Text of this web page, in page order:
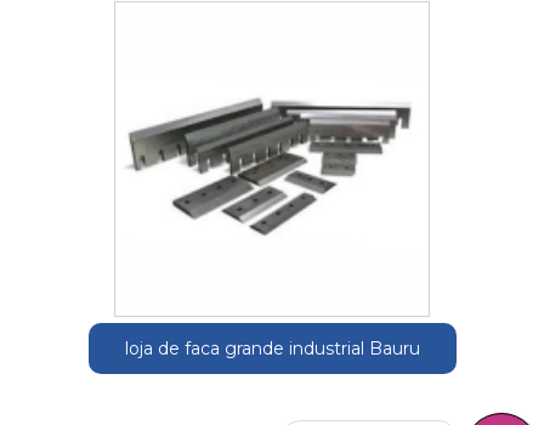
loja de faca grande industrial Bauru